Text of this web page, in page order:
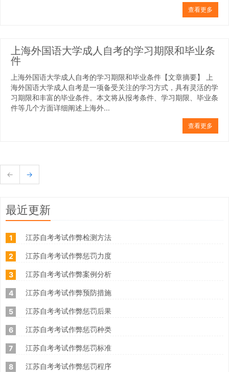
查看更多
上海外国语大学成人自考的学习期限和毕业条
件
上海外国语大学成人自考的学习期限和毕业条件【文章摘要】 上
海外国语大学成人自考是一项备受关注的学习方式，具有灵活的学
习期限和丰富的毕业条件。本文将从报考条件、学习期限、毕业条
件等几个方面详细阐述上海外...
查看更多
← →
最近更新
1 江苏自考考试作弊检测方法
2 江苏自考考试作弊惩罚力度
3 江苏自考考试作弊案例分析
4 江苏自考考试作弊预防措施
5 江苏自考考试作弊惩罚后果
6 江苏自考考试作弊惩罚种类
7 江苏自考考试作弊惩罚标准
8 江苏自考考试作弊惩罚程序